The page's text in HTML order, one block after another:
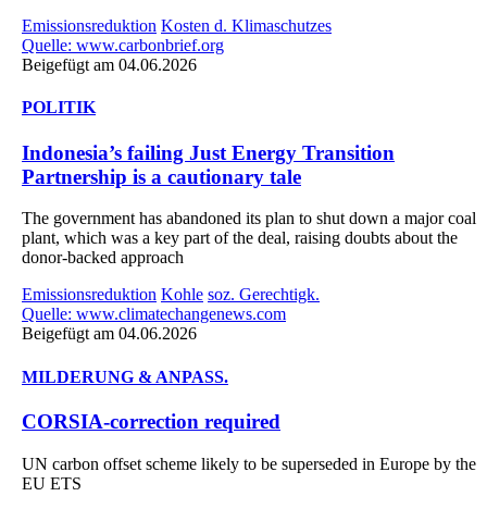
Emissionsreduktion Kosten d. Klimaschutzes
Quelle: www.carbonbrief.org
Beigefügt am 04.06.2026
POLITIK
Indonesia’s failing Just Energy Transition
Partnership is a cautionary tale
The government has abandoned its plan to shut down a major coal
plant, which was a key part of the deal, raising doubts about the
donor-backed approach
Emissionsreduktion Kohle soz. Gerechtigk.
Quelle: www.climatechangenews.com
Beigefügt am 04.06.2026
MILDERUNG & ANPASS.
CORSIA-correction required
UN carbon offset scheme likely to be superseded in Europe by the
EU ETS